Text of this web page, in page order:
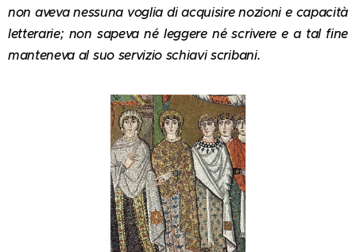
non aveva nessuna voglia di acquisire nozioni e capacità
letterarie; non sapeva né leggere né scrivere e a tal fine
manteneva al suo servizio schiavi scribani.